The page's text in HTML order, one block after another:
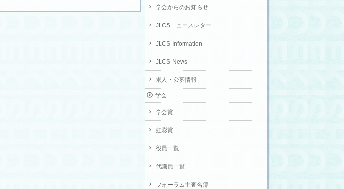
学会からのお知らせ
JLCSニュースレター
JLCS-Information
JLCS-News
求人・公募情報
学会
学会賞
虹彩賞
役員一覧
代議員一覧
フォーラム主査名簿